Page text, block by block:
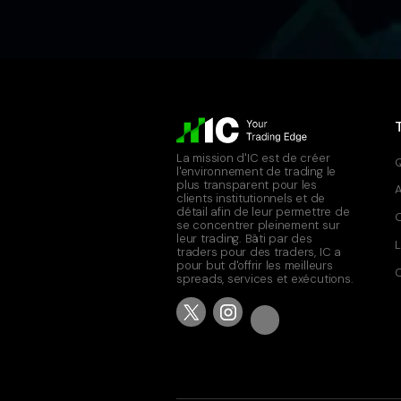
La mission d'IC est de créer
l'environnement de trading le
plus transparent pour les
clients institutionnels et de
détail afin de leur permettre de
se concentrer pleinement sur
leur trading. Bâti par des
traders pour des traders, IC a
pour but d'offrir les meilleurs
spreads, services et exécutions.